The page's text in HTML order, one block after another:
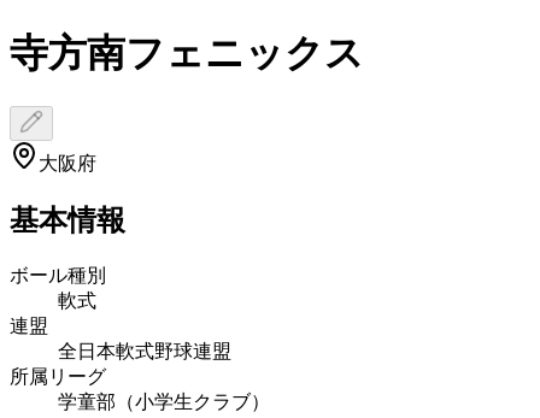
寺方南フェニックス
大阪府
基本情報
ボール種別
軟式
連盟
全日本軟式野球連盟
所属リーグ
学童部（小学生クラブ）